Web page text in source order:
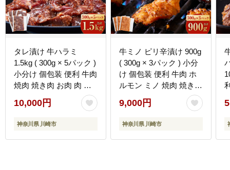
タレ漬け 牛ハラミ
1.5kg ( 300g × 5パック )
小分け 個包装 便利 牛肉
焼肉 焼き肉 お肉 肉 ハ
ラミ 焼くだけ 冷凍 たれ
味付き BBQ アウトドア
キャンプ 人気 おすすめ
10,000円
神奈川県 川崎市
牛ミノ ピリ辛漬け 900g
( 300g × 3パック ) 小分
け 個包装 便利 牛肉 ホ
ルモン ミノ 焼肉 焼き肉
お肉 肉 焼くだけ 冷凍
たれ 味付き BBQ アウ
トドア キャンプ 人気 お
9,000円
神奈川県 川崎市